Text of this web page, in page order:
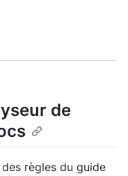
de
règles du guide